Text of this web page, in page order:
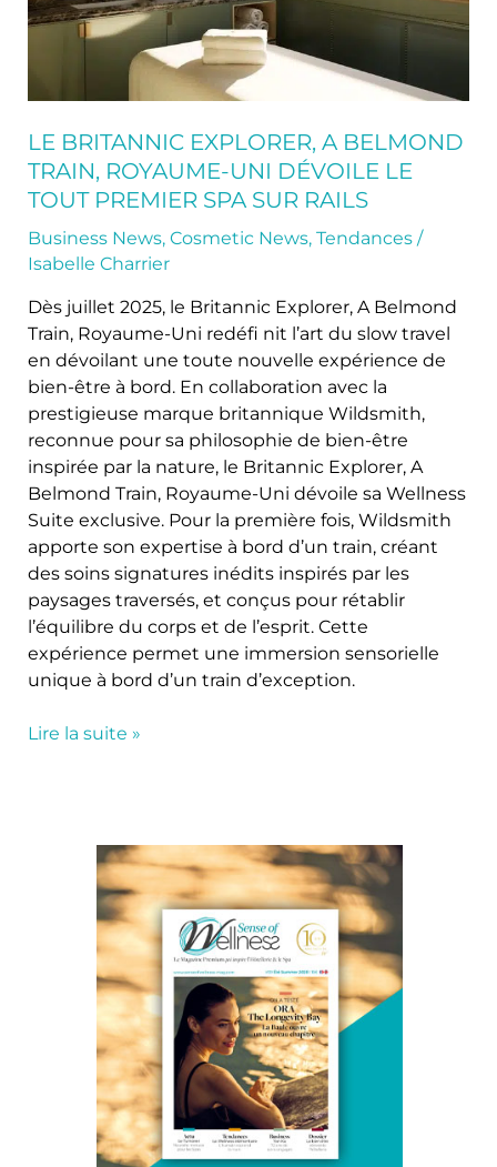
LE BRITANNIC EXPLORER, A BELMOND
TRAIN, ROYAUME-UNI DÉVOILE LE
TOUT PREMIER SPA SUR RAILS
Business News, Cosmetic News, Tendances/
Isabelle Charrier
Dès juillet 2025, le Britannic Explorer, A Belmond
Train, Royaume-Uni redéfi nit l’art du slow travel
en dévoilant une toute nouvelle expérience de
bien-être à bord. En collaboration avec la
prestigieuse marque britannique Wildsmith,
reconnue pour sa philosophie de bien-être
inspirée par la nature, le Britannic Explorer, A
Belmond Train, Royaume-Uni dévoile sa Wellness
Suite exclusive. Pour la première fois, Wildsmith
apporte son expertise à bord d’un train, créant
des soins signatures inédits inspirés par les
paysages traversés, et conçus pour rétablir
l’équilibre du corps et de l’esprit. Cette
expérience permet une immersion sensorielle
unique à bord d’un train d’exception.
dévoile
Spa
sur
rails
Lire la suite »